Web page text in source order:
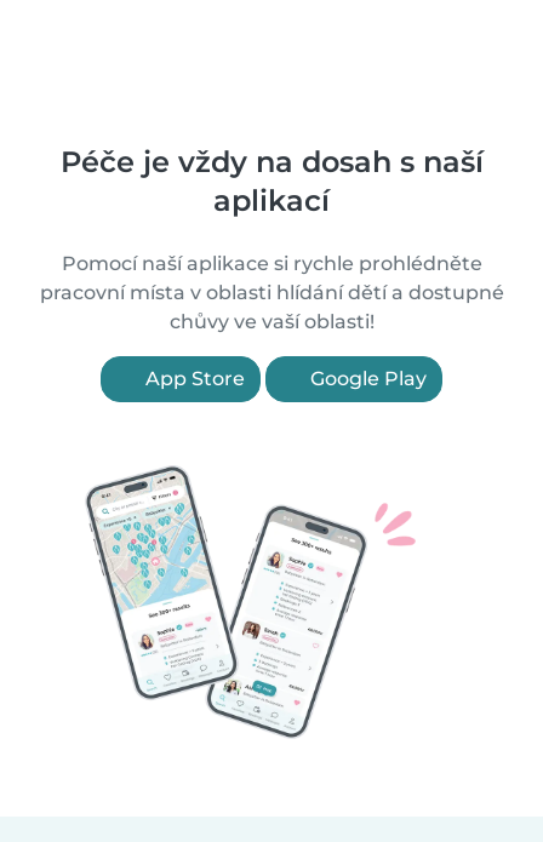
Péče je vždy na dosah s naší
aplikací
Pomocí naší aplikace si rychle prohlédněte
pracovní místa v oblasti hlídání dětí a dostupné
chůvy ve vaší oblasti!
App Store Google Play